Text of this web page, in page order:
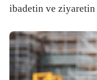
ibadetin ve ziyaretin